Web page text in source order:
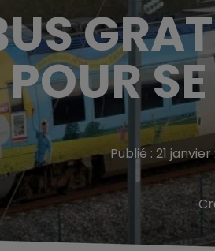
POUR
Publié : 21